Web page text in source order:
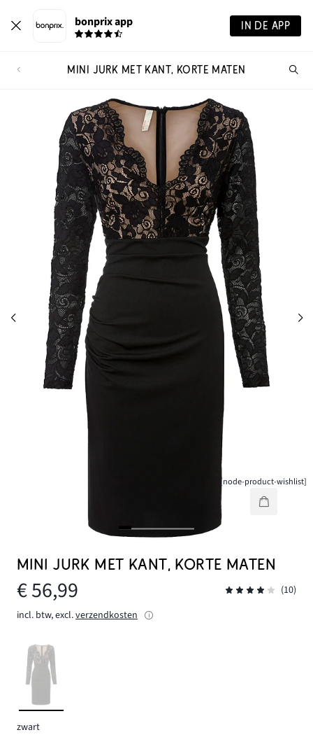
bonprix app IN DE APP
MINI JURK MET KANT, KORTE MATEN
[node-product-wishlist]
MINI JURK MET KANT, KORTE MATEN
€ 56,99
(10)
incl. btw, excl.verzendkosten
zwart